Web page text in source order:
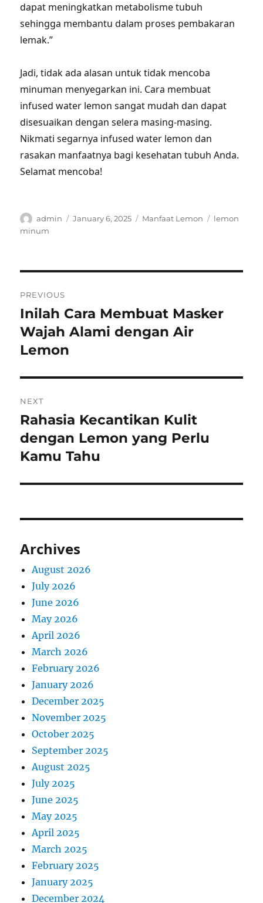
dapat meningkatkan metabolisme tubuh
sehingga membantu dalam proses pembakaran
lemak.”
Jadi, tidak ada alasan untuk tidak mencoba
minuman menyegarkan ini. Cara membuat
infused water lemon sangat mudah dan dapat
disesuaikan dengan selera masing-masing.
Nikmati segarnya infused water lemon dan
rasakan manfaatnya bagi kesehatan tubuh Anda.
Selamat mencoba!
Author
admin
Posted
January 6, 2025 Categories
Manfaat Lemon Tags
lemon
minum
navigation
PREVIOUS
Previous
post:
Inilah Cara Membuat Masker
Wajah Alami dengan Air
Lemon
NEXT
Next
post:
Rahasia Kecantikan Kulit
dengan Lemon yang Perlu
Kamu Tahu
Archives
August 2026
July 2026
June 2026
May 2026
April 2026
March 2026
February 2026
January 2026
December 2025
November 2025
October 2025
September 2025
August 2025
July 2025
June 2025
May 2025
April 2025
March 2025
February 2025
January 2025
December 2024